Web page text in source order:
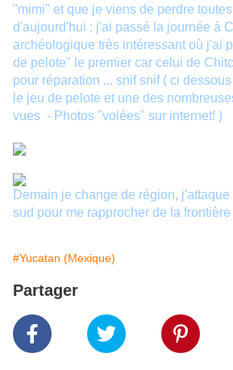
"mimi" et que je viens de perdre
d'aujourd'hui : j'ai passé la journée à
archéologique très intéressant où j'ai
de pelote" le premier car celui de
pour réparation ... snif snif ( ci
le jeu de pelote et une des
vues - Photos "volées" sur internet! )
Demain je change de région,
sud pour me rapprocher de la
#Yucatan (Mexique)
Partager